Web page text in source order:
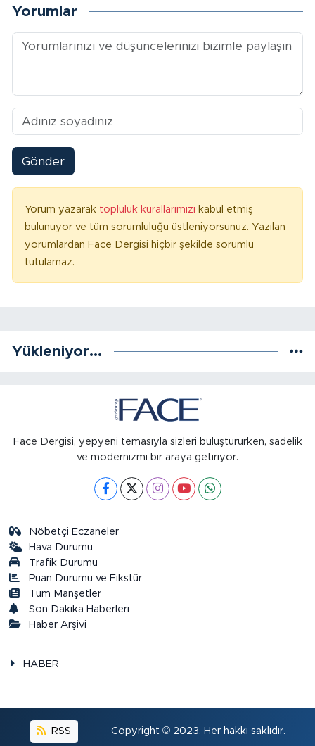
Yorumlar
Gönder
Yorum yazarak topluluk kurallarımızı kabul etmiş
bulunuyor ve tüm sorumluluğu üstleniyorsunuz. Yazılan
yorumlardan Face Dergisi hiçbir şekilde sorumlu
tutulamaz.
Yükleniyor...
Face Dergisi, yepyeni temasıyla sizleri buluştururken, sadelik
ve modernizmi bir araya getiriyor.
Nöbetçi Eczaneler
Hava Durumu
Trafik Durumu
Puan Durumu ve Fikstür
Tüm Manşetler
Son Dakika Haberleri
Haber Arşivi
HABER
RSS Copyright © 2023. Her hakkı saklıdır.